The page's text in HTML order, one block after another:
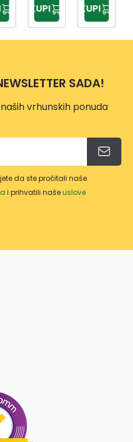
M
KUPI
M
HQB
C016
KUPI
SADA!
vrhunskih ponuda
da ste pročitali naše
i prihvatili našeuslove